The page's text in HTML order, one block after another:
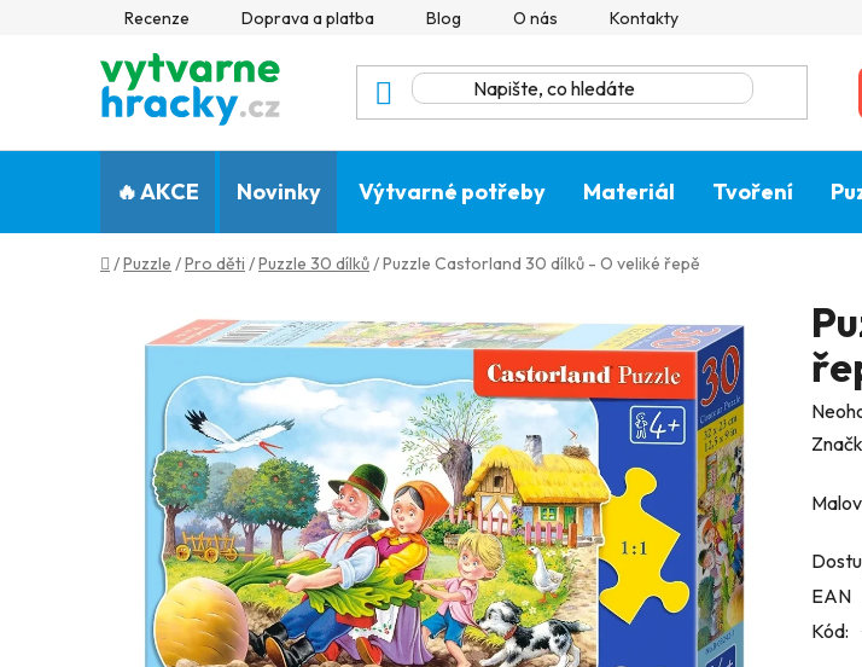
Recenze Doprava a platba Blog O nás Kontakty
🔥 AKCE Novinky Výtvarné potřeby Materiál Tvoření
Domů
/Puzzle /Pro děti /Puzzle 30 dílků/Puzzle Castorland 30 dílků - O veliké řepě
je
z
5
EAN
Kód: